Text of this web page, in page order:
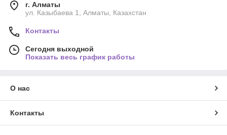
г. Алматы
ул. Казыбаева 1, Алматы, Казахстан
Контакты
Сегодня выходной
Показать весь график работы
О нас
Контакты